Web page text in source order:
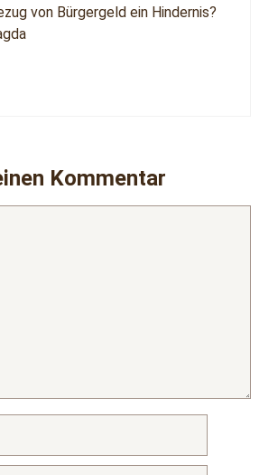
von Bürgergeld ein Hindernis?
Kommentar